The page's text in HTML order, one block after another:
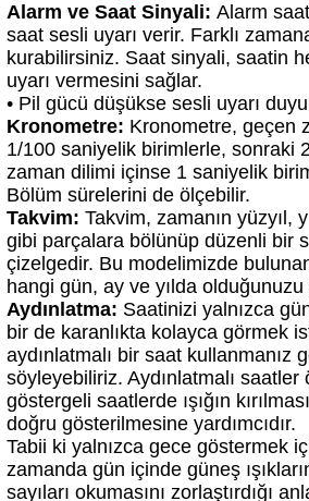
& Racquet Club
Alarm ve Saat Sinyali: Alarm
saat sesli uyarı verir. Farklı
kurabilirsiniz. Saat sinyali, saatin
uyarı vermesini sağlar.
• Pil gücü düşükse sesli uyarı
Kronometre: Kronometre, geçen
1/100 saniyelik birimlerle, sonraki
zaman dilimi içinse 1 saniyelik
Bölüm sürelerini de ölçebilir.
Takvim: Takvim, zamanın yüzyıl,
gibi parçalara bölünüp düzenli bir
çizelgedir. Bu modelimizde
hangi gün, ay ve yılda
Aydınlatma: Saatinizi yalnızca
bir de karanlıkta kolayca görmek
aydınlatmalı bir saat kullanmanız
söyleyebiliriz. Aydınlatmalı saatler
göstergeli saatlerde ışığın
doğru gösterilmesine yardımcıdır.
Tabii ki yalnızca gece göstermek
zamanda gün içinde güneş
sayıları okumasını zorlaştırdığı